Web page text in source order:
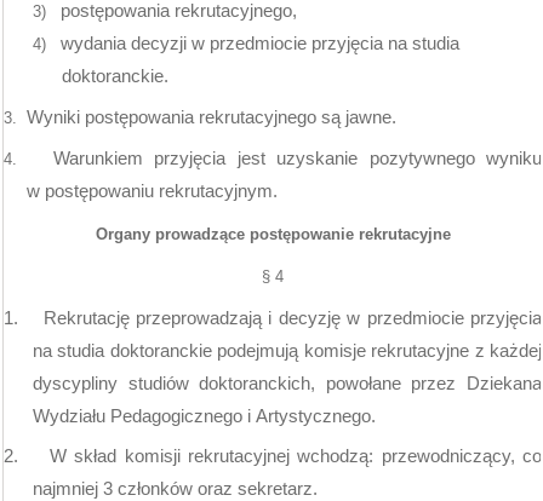
3) postępowania rekrutacyjnego,
4)
wydania decyzji w przedmiocie przyjęcia na studia
doktoranckie.
3. Wyniki postępowania rekrutacyjnego są jawne.
4.
Warunkiem przyjęcia jest uzyskanie pozytywnego wyniku
w postępowaniu rekrutacyjnym.
Organy prowadzące postępowanie rekrutacyjne
§ 4
1.
Rekrutację przeprowadzają i decyzję w przedmiocie przyjęcia
na studia doktoranckie podejmują komisje rekrutacyjne z każdej
dyscypliny studiów doktoranckich, powołane przez Dziekana
Wydziału Pedagogicznego i Artystycznego.
2.
W skład komisji rekrutacyjnej wchodzą: przewodniczący, co
najmniej 3 członków oraz sekretarz.